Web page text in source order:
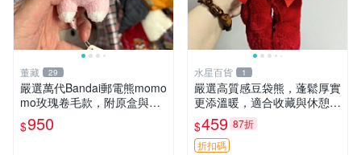
董藏 29
嚴選萬代Bandai郵電熊momo
mo玫瑰卷毛款，附原盒與吊
牌，粉嫩可愛入手即柔軟～
玫瑰卷毛 郵電熊 正品
$950
水星百貨 1
嚴選高質感豆袋熊，蓬鬆厚實
更添溫暖，適合收藏與休憩。
前胸填充飽滿，背部亦具優雅
設計。 豆袋熊 保暖 溫柔 蓬
松
$459 87折
折扣碼